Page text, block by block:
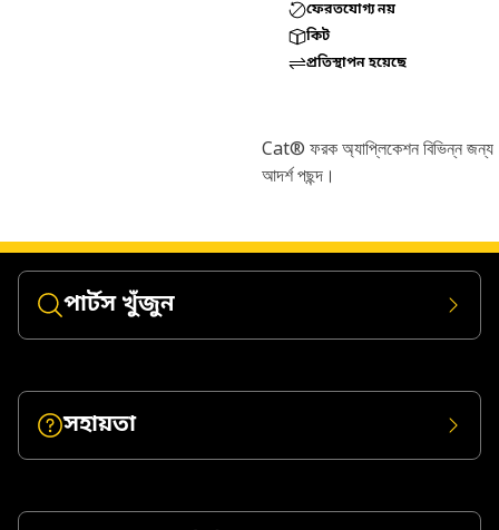
ফেরতযোগ্য নয়
কিট
প্রতিস্থাপন হয়েছে
Cat® ফরক অ্যাপ্লিকেশন বিভিন্ন জন্য
আদর্শ পছন্দ।
পার্টস খুঁজুন
সহায়তা